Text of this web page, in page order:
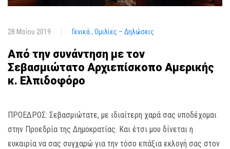
28 Μαΐου 2019 Γενικά Ομιλίες – Δηλώσεις
Από την συνάντηση με τον
Σεβασμιώτατο Αρχιεπίσκοπο Αμερικής
κ. Ελπιδοφόρο
ΠΡΟΕΔΡΟΣ: Σεβασμιώτατε, με ιδιαίτερη χαρά σας υποδέχομαι
στην Προεδρία της Δημοκρατίας. Και έτσι μου δίνεται η
ευκαιρία να σας συγχαρώ για την τόσο επάξια εκλογή σας στον